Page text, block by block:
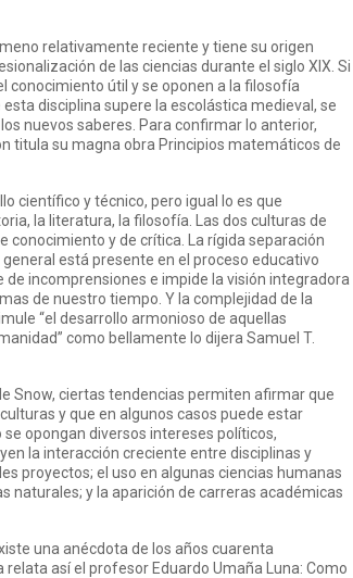
relativamente reciente y tiene su origen
de las ciencias durante el siglo XIX. Si
conocimiento útil y se oponen a la filosofía
disciplina supere la escolástica medieval, se
nuevos saberes. Para confirmar lo anterior,
titula su magna obra Principios matemáticos de
científico y técnico, pero igual lo es que
la literatura, la filosofía. Las dos culturas de
y de crítica. La rígida separación
está presente en el proceso educativo
incomprensiones e impide la visión integradora
de nuestro tiempo. Y la complejidad de la
“el desarrollo armonioso de aquellas
como bellamente lo dijera Samuel T.
Snow, ciertas tendencias permiten afirmar que
y que en algunos casos puede estar
opongan diversos intereses políticos,
la interacción creciente entre disciplinas y
proyectos; el uso en algunas ciencias humanas
naturales; y la aparición de carreras académicas
una anécdota de los años cuarenta
así el profesor Eduardo Umaña Luna: Como